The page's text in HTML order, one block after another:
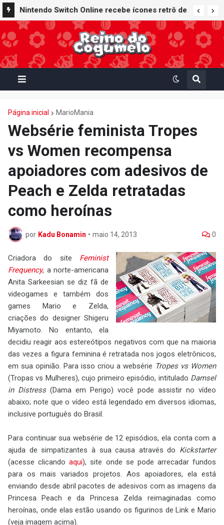
Nintendo Switch Online recebe ícones retrô de
Mario Paint (SNES) e Mario Kart: Super Circuit
(GBA)
Página inicial MarioMania
Websérie feminista Tropes
vs Women recompensa
apoiadores com adesivos de
Peach e Zelda retratadas
como heroínas
por Kadu Bonamin • maio 14, 2013 0
Criadora do site Feminist
Frequency, a norte-americana
Anita Sarkeesian se diz fã de
videogames e também dos
games Mario e Zelda,
criações do designer Shigeru
Miyamoto. No entanto, ela
decidiu reagir aos estereótipos negativos com que na maioria
das vezes a figura feminina é retratada nos jogos eletrônicos,
em sua opinião. Para isso criou a websérie Tropes vs Women
(Tropas vs Mulheres), cujo primeiro episódio, intitulado Damsel
in Distress(Dama em Perigo) você pode assistir no vídeo
abaixo; note que o vídeo está legendado em diversos idiomas,
inclusive português do Brasil.
Para continuar sua websérie de 12 episódios, ela conta com a
ajuda de simpatizantes à sua causa através do Kickstarter
(acesse clicandoaqui), site onde se pode arrecadar fundos
para os mais variados projetos. Aos apoiadores, ela está
enviando desde abril pacotes de adesivos com as imagens da
Princesa Peach e da Princesa Zelda reimaginadas como
heroínas, onde elas estão usando os figurinos de Link e Mario
(veja imagem acima).